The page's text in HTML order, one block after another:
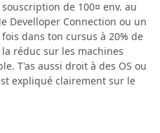
de 100¤ env. au
Develloper Connection ou un
dans ton cursus à 20% de
réduc sur les machines
T'as aussi droit à des OS ou
expliqué clairement sur le